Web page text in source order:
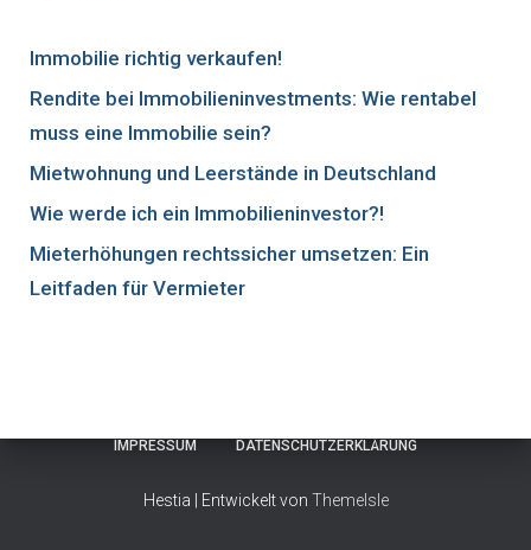
Immobilie richtig verkaufen!
Rendite bei Immobilieninvestments: Wie rentabel
muss eine Immobilie sein?
Mietwohnung und Leerstände in Deutschland
Wie werde ich ein Immobilieninvestor?!
Mieterhöhungen rechtssicher umsetzen: Ein
Leitfaden für Vermieter
IMPRESSUM DATENSCHUTZERKLÄRUNG
Hestia | Entwickelt von ThemeIsle